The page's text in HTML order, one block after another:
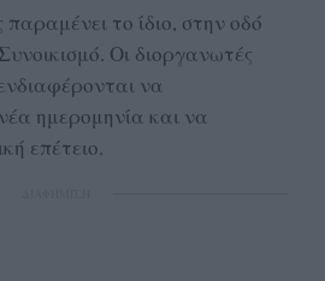
παραμένει το ίδιο, στην οδό
Οι διοργανωτές
να
ημερομηνία και να
επέτειο.